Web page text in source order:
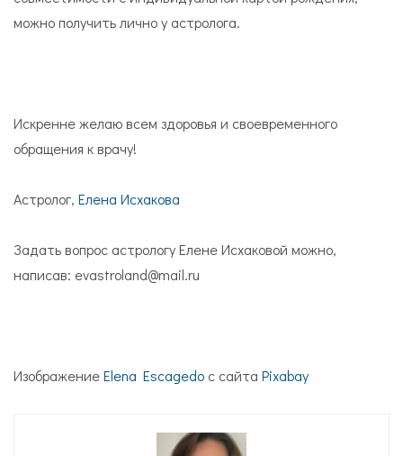
можно получить лично у астролога.
Искренне желаю всем здоровья и своевременного
обращения к врачу!
Астролог, Елена Исхакова
Задать вопрос астрологу Елене Исхаковой можно,
написав: evastroland@mail.ru
ИзображениеElena Escagedo с сайта Pixabay